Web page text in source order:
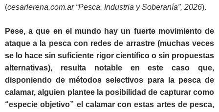
(cesarlerena.com.ar “Pesca. Industria y Soberanía”, 2026).
Pese, a que en el mundo hay un fuerte movimiento de
ataque a la pesca con redes de arrastre (muchas veces
se lo hace sin suficiente rigor científico o sin propuestas
alternativas), resulta notable en este caso que,
disponiendo de métodos selectivos para la pesca de
calamar, alguien plantee la posibilidad de capturar como
“especie objetivo” el calamar con estas artes de pesca,